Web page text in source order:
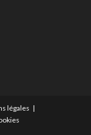
légales